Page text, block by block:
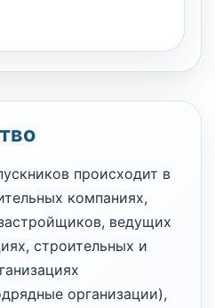
происходит в
компаниях,
ведущих
строительных и
организации),